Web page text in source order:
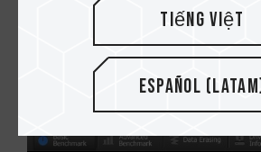
Test kecepatan CDM
Tiếng Việt
Español